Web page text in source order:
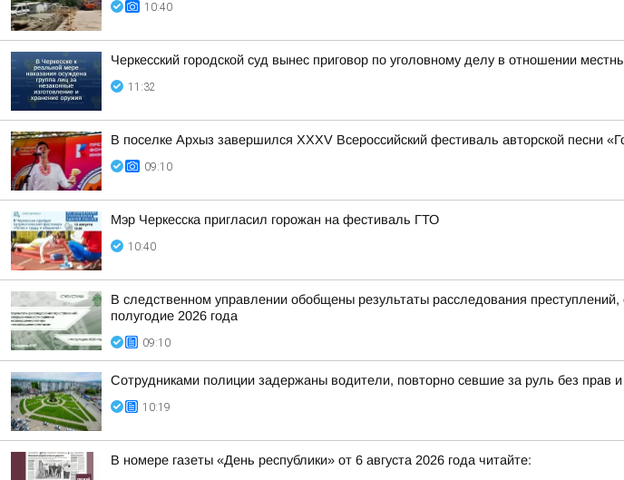
10:40
Черкесский городской суд вынес приговор по уголовному делу в отношении
11:32
В поселке Архыз завершился XXXV Всероссийский фестиваль авторской песни
09:10
Мэр Черкесска пригласил горожан на фестиваль ГТО
10:40
В следственном управлении обобщены результаты расследования
полугодие 2026 года
09:10
Сотрудниками полиции задержаны водители, повторно севшие за руль без прав
10:19
В номере газеты «День республики» от 6 августа 2026 года читайте: